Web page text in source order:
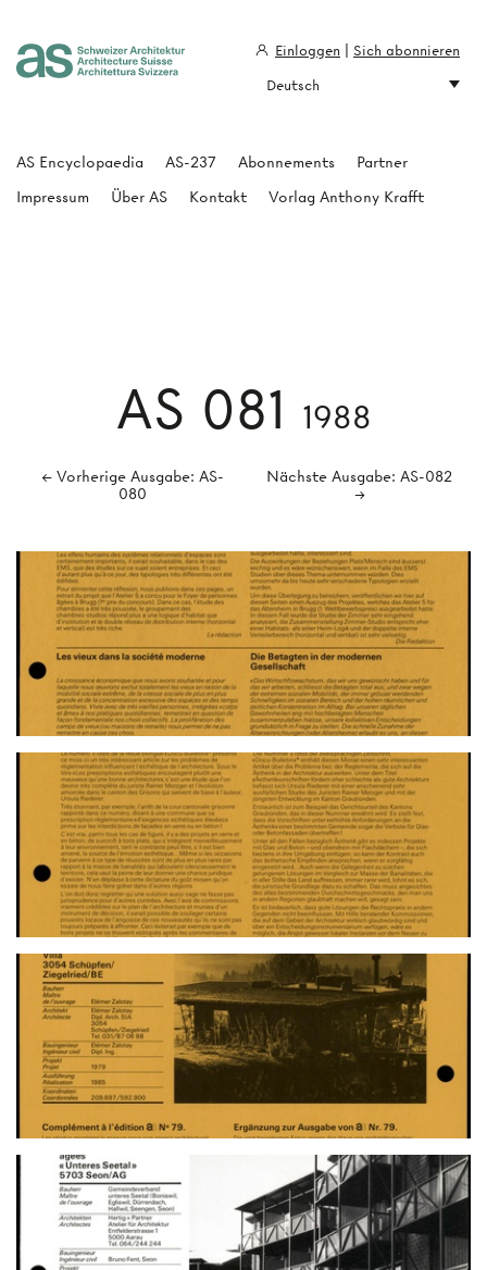
AS 081 1988
← Vorherige Ausgabe: AS-
080
Nächste Ausgabe: AS-082
→
AS Encyclopaedia AS-237 Abonnements
Partner
Impressum
Über AS Kontakt Vorlag Anthony Krafft
Einloggen
Sich abonnieren
Deutsch